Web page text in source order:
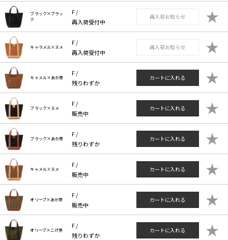
ブラック×ブラッ
ク
F /
再入荷受付中
再入荷お知らせ ★
キャラメル×ヌメ
F /
再入荷受付中
再入荷お知らせ ★
キャメル×あか茶
F /
残りわずか
カートに入れる ★
ブラック×ヌメ
F /
販売中
カートに入れる ★
ブラック×あか茶
F /
残りわずか
カートに入れる ★
キャメル×ヌメ
F /
販売中
カートに入れる ★
オリーブ×あか茶
F /
販売中
カートに入れる ★
オリーブ×こげ茶
F /
残りわずか
カートに入れる ★